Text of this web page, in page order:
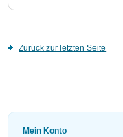
Zurück zur letzten Seite
Mein Konto